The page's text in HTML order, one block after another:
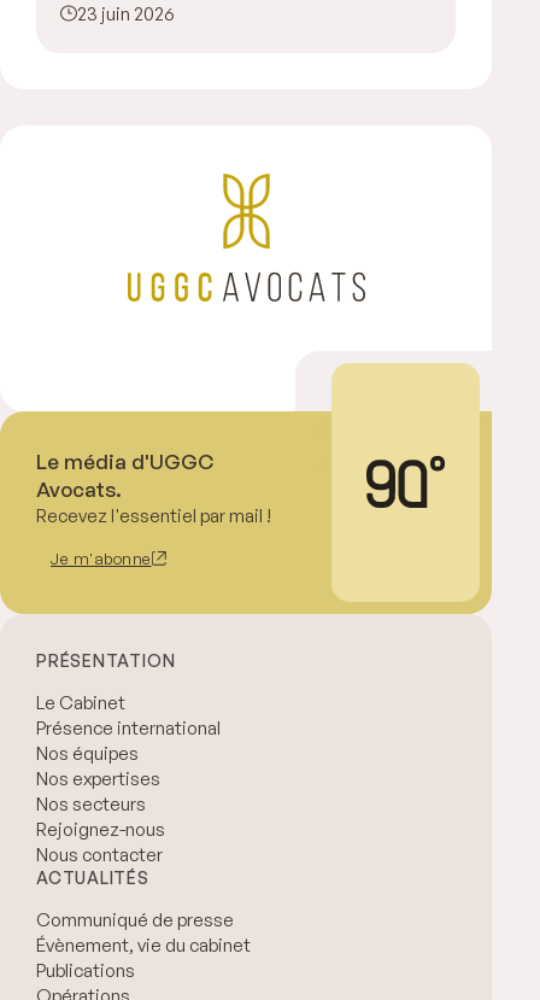
23 juin 2026
Le média d'UGGC
Avocats.
Recevez l'essentiel par mail !
Je m'abonne
PRÉSENTATION
Le Cabinet
Présence international
Nos équipes
Nos expertises
Nos secteurs
Rejoignez-nous
Nous contacter
ACTUALITÉS
Communiqué de presse
Évènement, vie du cabinet
Publications